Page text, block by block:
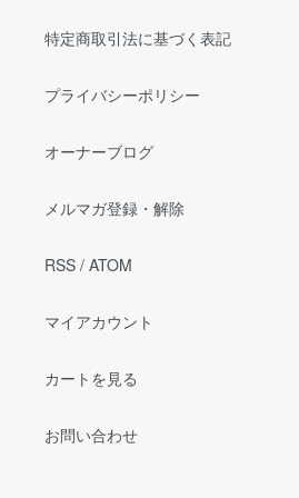
特定商取引法に基づく表記
プライバシーポリシー
オーナーブログ
メルマガ登録・解除
RSS / ATOM
マイアカウント
カートを見る
お問い合わせ